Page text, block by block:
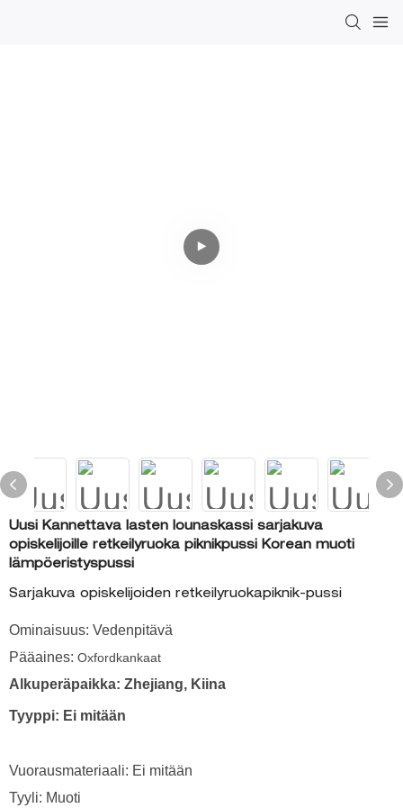
Uusi Kannettava lasten lounaskassi sarjakuva
opiskelijoille retkeilyruoka piknikpussi Korean muoti
lämpöeristyspussi
Sarjakuva opiskelijoiden retkeilyruokapiknik-pussi
Ominaisuus: Vedenpitävä
Pääaines: Oxfordkankaat
Alkuperäpaikka: Zhejiang, Kiina
Tyyppi: Ei mitään
Vuorausmateriaali: Ei mitään
Tyyli: Muoti